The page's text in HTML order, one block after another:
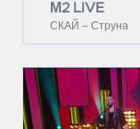
М2 LIVE
СКАЙ – Струна